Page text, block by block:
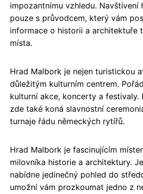
impozantnímu vzhledu. Navštívení
pouze s průvodcem, který vám
informace o historii a architektuře
místa.
Hrad Malbork je nejen turistickou
důležitým kulturním centrem.
kulturní akce, koncerty a festivaly.
zde také koná slavnostní
turnaje řádu německých rytířů.
Hrad Malbork je fascinujícím
milovníka historie a architektury.
nabídne jedinečný pohled do
umožní vám prozkoumat jedno z